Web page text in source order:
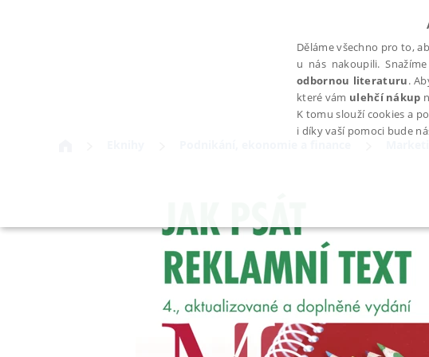
Děláme všechno pro to,
u nás nakoupili.
odbornou literaturu.
které vám ulehčí nákup
K tomu slouží cookies a
i díky vaší pomoci bude
NEZBYTNÉ
Nezbytné
Nezbytně nutné soubory cookie umožňují základní funkce webových stránek,
Provider /